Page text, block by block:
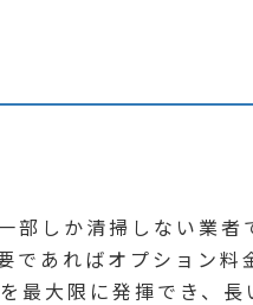
部しか清掃しない業者
であればオプション料
最大限に発揮でき、長